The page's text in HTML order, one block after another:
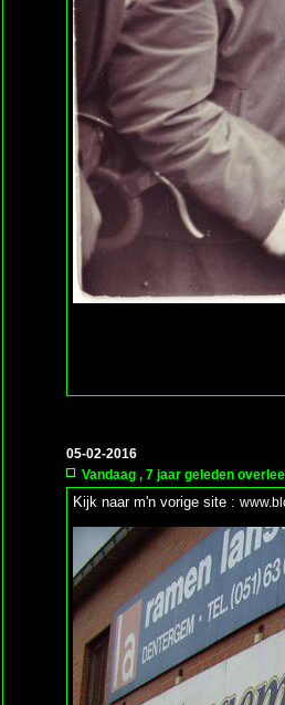
05-02-2016
Vandaag , 7 jaar geleden
Kijk naar m'n vorige site :